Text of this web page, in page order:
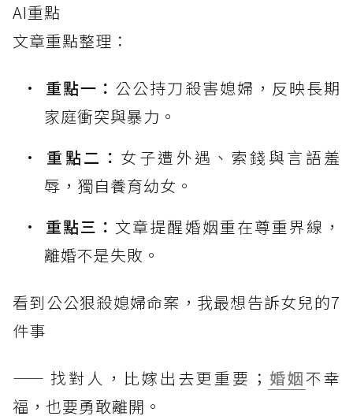
AI重點
文章重點整理：
重點一： 公公持刀殺害媳婦，反映長期
家庭衝突與暴力。
重點二： 女子遭外遇、索錢與言語羞
辱，獨自養育幼女。
重點三： 文章提醒婚姻重在尊重界線，
離婚不是失敗。
看到公公狠殺媳婦命案，我最想告訴女兒的7
件事
—— 找對人，比嫁出去更重要； 婚姻不幸
福，也要勇敢離開。